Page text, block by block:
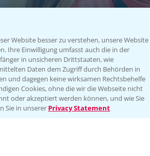
Bis zu 4 Produkte vergleichen:
Website besser zu verstehen, unsere Website
Ihre Einwilligung umfasst auch die in der
in unsicheren Drittstaaten, wie
Daten dem Zugriff durch Behörden in
und dagegen keine wirksamen Rechtsbehelfe
Cookies, ohne die wir die Webseite nicht
oder akzeptiert werden können, und wie Sie
Sie in unserer Privacy Statement